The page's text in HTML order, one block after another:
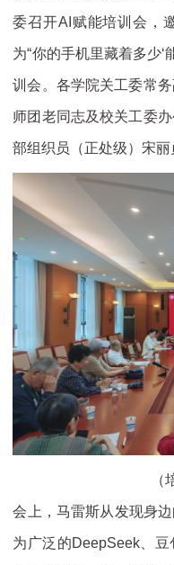
委召开AI赋能培训会，
为“你的手机里藏着多少
训会。各学院关工委常
师团老同志及校关工委
部组织员（正处级）宋丽
（
会上，马雷斯从发现身
为广泛的DeepSeek、